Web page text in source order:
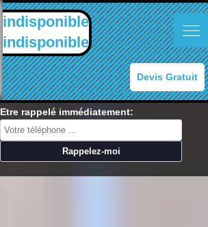
indisponible
indisponible
Devis Gratuit
Etre rappelé immédiatement: